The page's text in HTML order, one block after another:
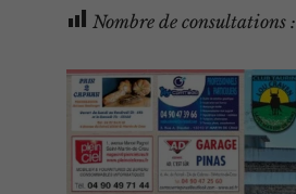
Nombre de consultations :